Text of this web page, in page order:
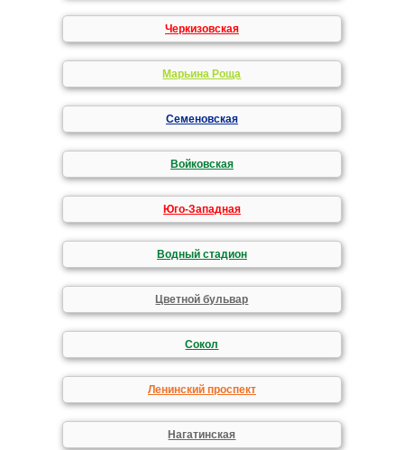
Черкизовская
Марьина Роща
Семеновская
Войковская
Юго-Западная
Водный стадион
Цветной бульвар
Сокол
Ленинский проспект
Нагатинская